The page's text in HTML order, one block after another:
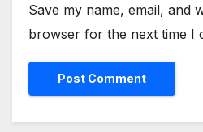
Save my name, email, and
browser for the next time I